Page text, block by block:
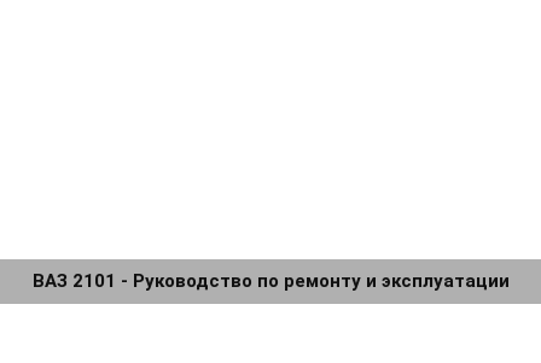
ВАЗ 2101 - Руководство по ремонту и эксплуатации